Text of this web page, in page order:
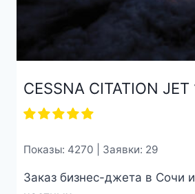
CESSNA CITATION
Показы: 4270 | Заявки: 29
Заказ бизнес-джета в Сочи